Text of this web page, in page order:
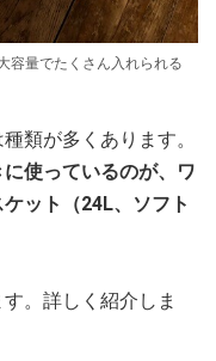
容量でたくさん入れられる
類が多くあります。
使っているのが、ワ
ット（24L、ソフト
。詳しく紹介しま